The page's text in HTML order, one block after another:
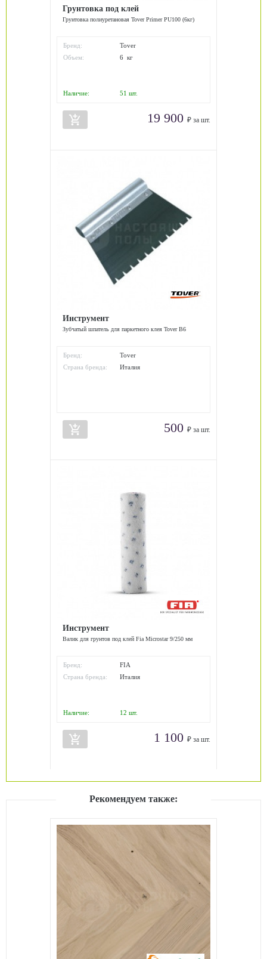
Грунтовка под клей
Грунтовка полиуретановая Tover Primer PU100 (6кг)
Бренд:
Tover
Объем:
6 кг
Наличие: 51 шт.
add_shopping_cart 19 900 ₽ за шт.
Инструмент
Зубчатый шпатель для паркетного клея Tover B6
Бренд:
Tover
Страна бренда:
Италия
add_shopping_cart 500 ₽ за шт.
Инструмент
Валик для грунтов под клей Fia Microstar 9/250 мм
Бренд:
FIA
Страна бренда:
Италия
Наличие: 12 шт.
add_shopping_cart 1 100 ₽ за шт.
Рекомендуем также: